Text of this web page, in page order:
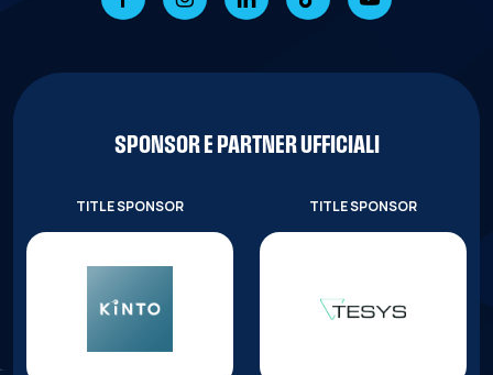
SPONSOR E PARTNER UFFICIALI
TITLE SPONSOR TITLE SPONSOR